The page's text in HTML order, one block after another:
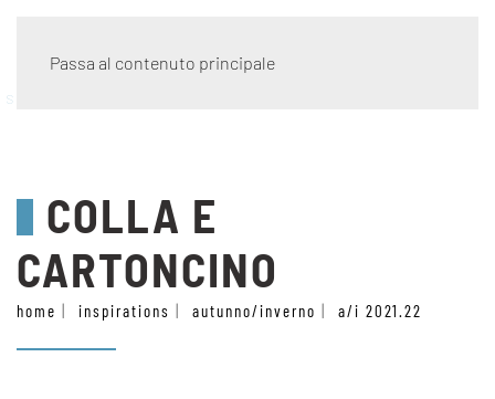
Passa al contenuto principale
stile
COLLA E
CARTONCINO
home inspirations autunno/inverno a/i 2021.22